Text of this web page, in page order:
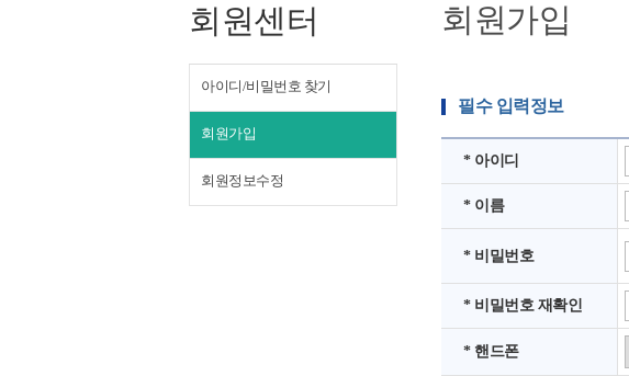
회원센터
아이디/비밀번호 찾기
회원가입
회원정보수정
회원가입
필수 입력정보
* 아이디
* 이름
* 비밀번호
* 비밀번호 재확인
* 핸드폰